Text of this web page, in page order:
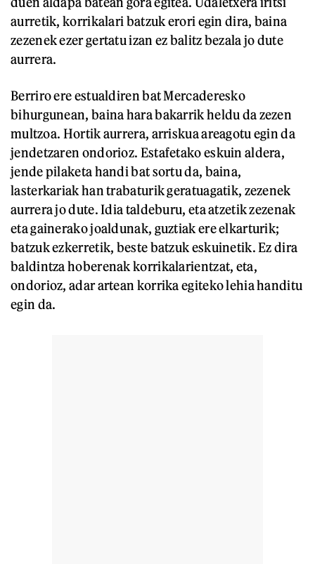
aurretik, korrikalari batzuk erori egin dira, baina
zezenek ezer gertatu izan ez balitz bezala jo dute
aurrera.
Berriro ere estualdiren bat Mercaderesko
bihurgunean, baina hara bakarrik heldu da zezen
multzoa. Hortik aurrera, arriskua areagotu egin da
jendetzaren ondorioz. Estafetako eskuin aldera,
jende pilaketa handi bat sortu da, baina,
lasterkariak han trabaturik geratuagatik, zezenek
aurrera jo dute. Idia taldeburu, eta atzetik zezenak
eta gainerako joaldunak, guztiak ere elkarturik;
batzuk ezkerretik, beste batzuk eskuinetik. Ez dira
baldintza hoberenak korrikalarientzat, eta,
ondorioz, adar artean korrika egiteko lehia handitu
egin da.